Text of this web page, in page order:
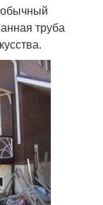
обычный
труба